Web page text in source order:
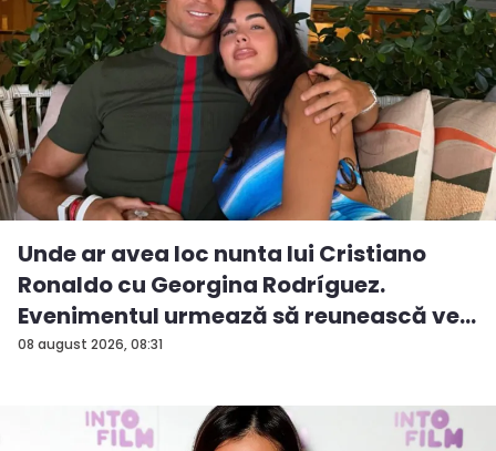
08 august 2026, 08:31
Unde ar avea loc nunta lui Cristiano
Ronaldo cu Georgina Rodríguez.
Evenimentul urmează să reunească ve...